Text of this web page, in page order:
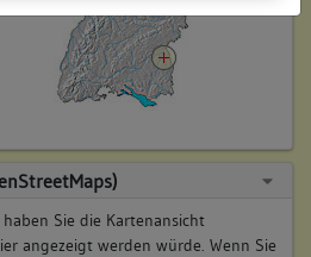
Sie die Kartenansicht
angezeigt werden würde. Wenn Sie